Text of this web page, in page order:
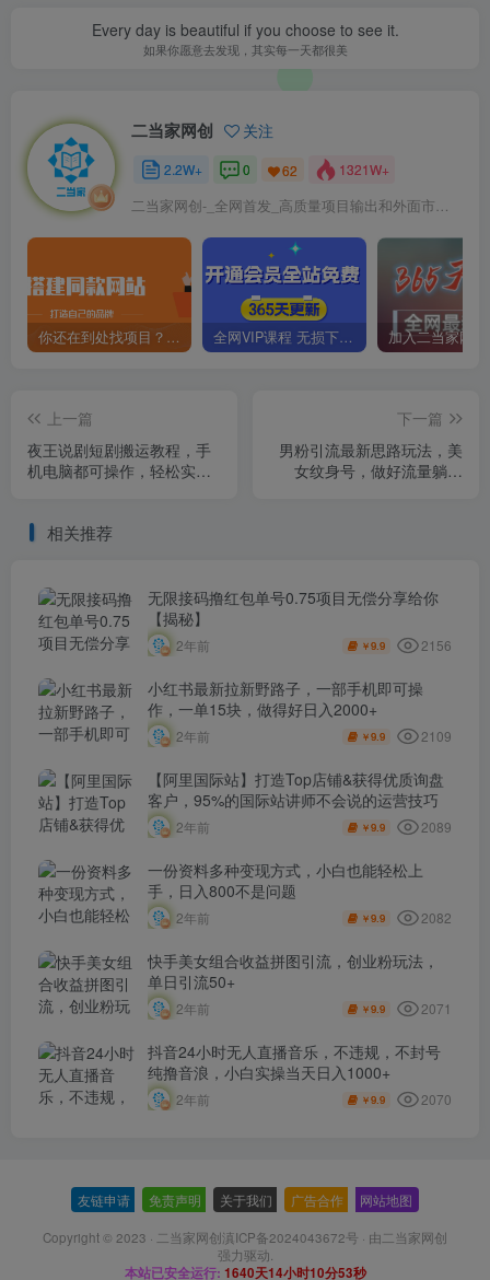
Every day is beautiful if you choose to see it.
如果你愿意去发现，其实每一天都很美
二当家网创 关注
2.2W+ 0 62 1321W+
二当家网创-_全网首发_高质量项目输出和外面市场高价课程一模一样
你还在到处找项目？还在当韭菜？我靠卖项目一个月收入5万+，曾经我也是个失败者。 全网VIP课程 无损下载~
上一篇
夜王说剧短剧搬运教程，手
机电脑都可操作，轻松实现
下一篇
男粉引流最新思路玩法，美
女纹身号，做好流量躺赚
相关推荐
无限接码撸红包单号0.75项目无偿分享给你
【揭秘】
2年前 ￥9.9 2156
小红书最新拉新野路子，一部手机即可操
作，一单15块，做得好日入2000+
2年前 ￥9.9 2109
【阿里国际站】打造Top店铺&获得优质询盘
客户，​95%的国际站讲师不会说的运营技巧
2年前 ￥9.9 2089
一份资料多种变现方式，小白也能轻松上
手，日入800不是问题
2年前 ￥9.9 2082
快手美女组合收益拼图引流，创业粉玩法，
单日引流50+
2年前 ￥9.9 2071
抖音24小时无人直播音乐，不违规，不封号
纯撸音浪，小白实操当天日入1000+
2年前 ￥9.9 2070
友链申请 免责声明 关于我们 广告合作 网站地图
Copyright © 2023 · 二当家网创滇ICP备2024043672号 · 由二当家网创
强力驱动.
本站已安全运行: 1640天14小时10分54秒